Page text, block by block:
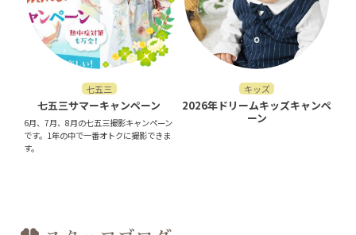
七五三
七五三サマーキャンペーン
6月、7月、8月の七五三撮影キャンペーン
です。1年の中で一番オトクに撮影できま
す。
キッズ
2026年ドリームキッズキャンペ
ーン